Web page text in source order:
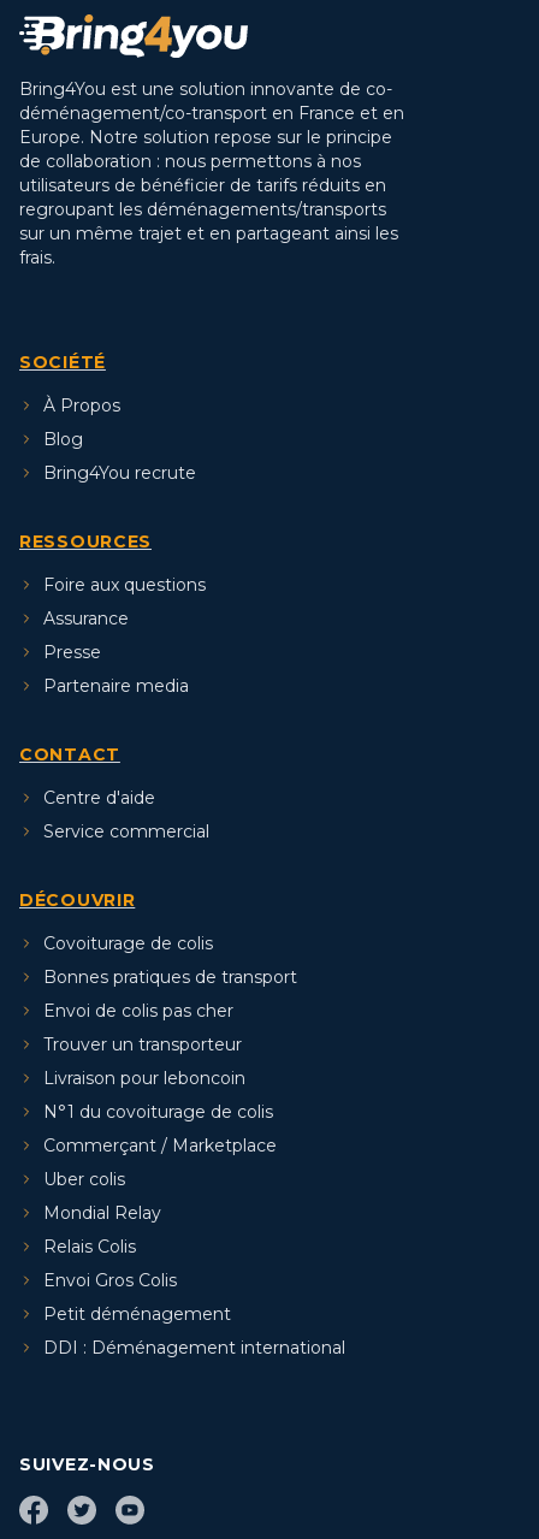
Bring4You est une solution innovante de co-
déménagement/co-transport en France et en
Europe. Notre solution repose sur le principe
de collaboration : nous permettons à nos
utilisateurs de bénéficier de tarifs réduits en
regroupant les déménagements/transports
sur un même trajet et en partageant ainsi les
frais.
SOCIÉTÉ
À Propos
Blog
Bring4You recrute
RESSOURCES
Foire aux questions
Assurance
Presse
Partenaire media
CONTACT
Centre d'aide
Service commercial
DÉCOUVRIR
Covoiturage de colis
Bonnes pratiques de transport
Envoi de colis pas cher
Trouver un transporteur
Livraison pour leboncoin
N°1 du covoiturage de colis
Commerçant / Marketplace
Uber colis
Mondial Relay
Relais Colis
Envoi Gros Colis
Petit déménagement
DDI : Déménagement international
SUIVEZ-NOUS